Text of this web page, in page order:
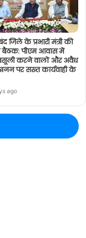
जिले के प्रभारी मंत्री की
बैठक: पीएम आवास में
करने वालों और अवैध
पर सख्त कार्यवाही के
ago